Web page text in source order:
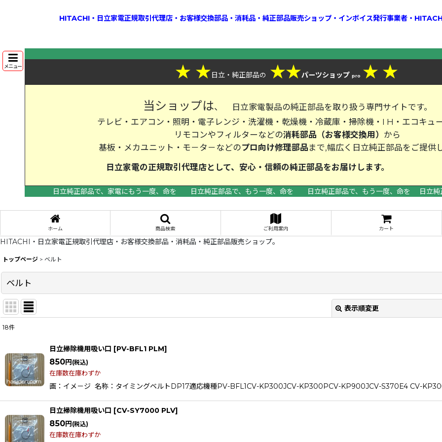
HITACHI・日立家電正規取引代理店・お客様交換部品・消耗品・純正部品販売ショップ・インボイス発行事業者・
メニュー ★ ★日立・純正部品の ★★パーツショップ pro ★ ★
当ショップは、
日立家電製品の純正部品を取り扱う専門サイトです。
テレビ・エアコン・照明・電子レンジ・洗濯機・乾燥機・冷蔵庫・掃除機・I H・エコキュ
リモコンやフィルターなどの消耗部品（お客様交換用） から
基板・メカユニット・モ－タ－などのプロ向け修理部品 まで,幅広く日立純正部品をご提供
日立家電の正規取引代理店として、安心・信頼の純正部品をお届
日立純正部品で、家電にもう一度、命を
日立純正部品で、もう一度、命を 日立純正部品で、もう一度、命を 日立純
ホーム 商品検索 ご利用案内 カート
HITACHI・日立家電正規取引代理店・お客様交換部品・消耗品・純正部品販売ショップ。
トップページ > ベルト
ベルト
表示順変更
在庫あり
並び順:
18件
日立掃除機用吸い口 [PV-BFL1 PLM]
850円 (税込)
在庫数在庫わずか
画：イメ－ジ 名称：タイミングベルトDP17適応機種PV-BFL1CV-KP300JCV-KP300PCV-KP900JCV-S370E4 CV-
日立掃除機用吸い口 [CV-SY7000 PLV]
850円 (税込)
在庫数在庫わずか